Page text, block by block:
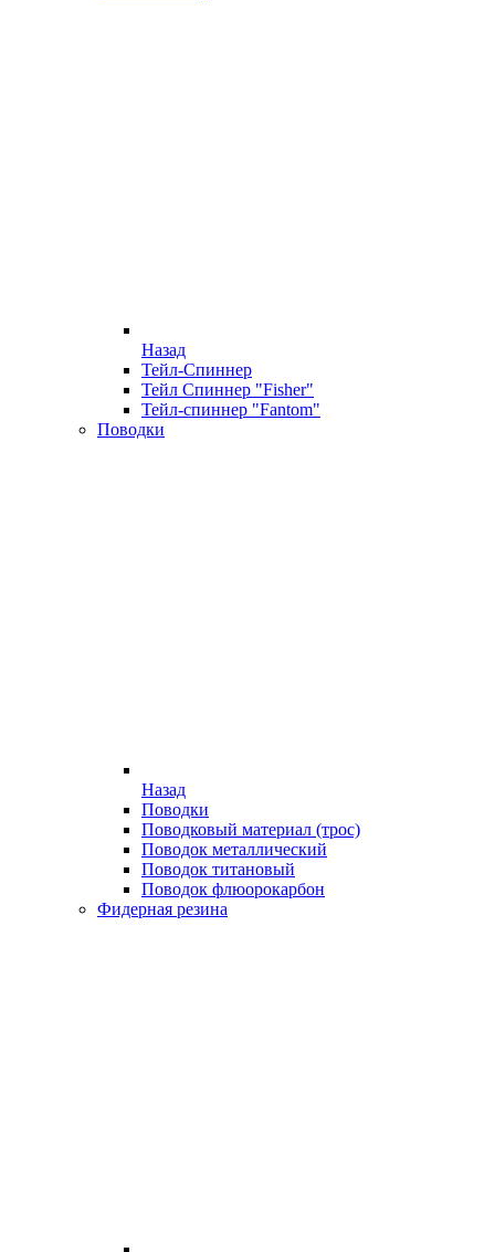
Назад
Тейл-Спиннер
Тейл Спиннер "Fisher"
Тейл-спиннер "Fantom"
Поводки
Назад
Поводки
Поводковый материал (трос)
Поводок металлический
Поводок титановый
Поводок флюорокарбон
Фидерная резина